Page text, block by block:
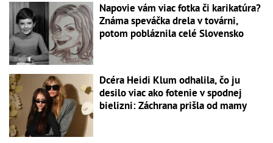
Napovie vám viac fotka či karikatúra?
Známa speváčka drela v továrni,
potom pobláznila celé Slovensko
Dcéra Heidi Klum odhalila, čo ju
desilo viac ako fotenie v spodnej
bielizni: Záchrana prišla od mamy